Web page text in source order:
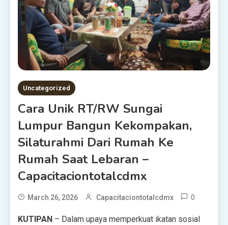
Uncategorized
Cara Unik RT/RW Sungai
Lumpur Bangun Kekompakan,
Silaturahmi Dari Rumah Ke
Rumah Saat Lebaran –
Capacitaciontotalcdmx
March 26, 2026 Capacitaciontotalcdmx 0
KUTIPAN – Dalam upaya memperkuat ikatan sosial